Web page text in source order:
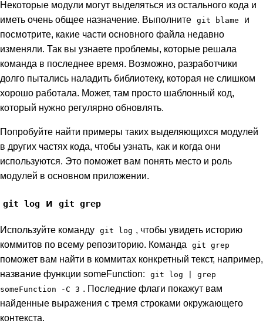
Некоторые модули могут выделяться из остального кода и
иметь очень общее назначение. Выполните git blame
и
посмотрите, какие части основного файла недавно
изменяли. Так вы узнаете проблемы, которые решала
команда в последнее время. Возможно, разработчики
долго пытались наладить библиотеку, которая не слишком
хорошо работала. Может, там просто шаблонный код,
который нужно регулярно обновлять.
Попробуйте найти примеры таких выделяющихся модулей
в других частях кода, чтобы узнать, как и когда они
используются. Это поможет вам понять место и роль
модулей в основном приложении.
git log и git grep
Используйте команду git log , чтобы увидеть историю
коммитов по всему репозиторию. Команда
git grep
поможет вам найти в коммитах конкретный текст, например,
название функции someFunction:
git log | grep
someFunction -C 3 . Последние флаги покажут вам
найденные выражения с тремя строками окружающего
контекста.